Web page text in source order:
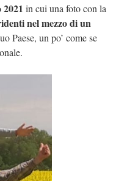
in cui una foto con la
nel mezzo di un
Paese, un po’ come se